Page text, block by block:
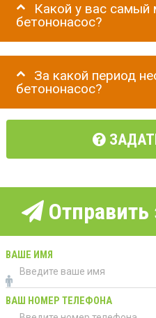
Какой у вас самый
бетононасос?
За какой период
бетононасос?
Отправить
ВАШЕ ИМЯ
ВАШ НОМЕР ТЕЛЕФОНА